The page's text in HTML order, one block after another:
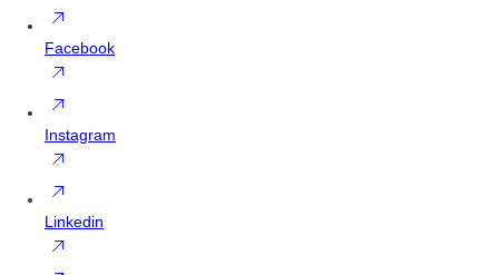
Facebook
Instagram
Linkedin